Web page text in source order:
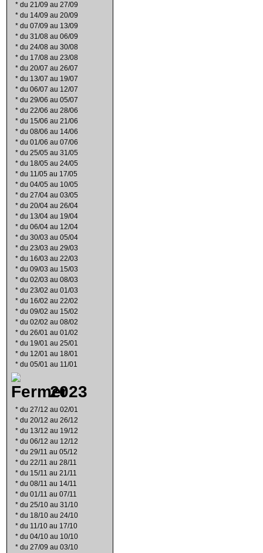
* du 21/09 au 27/09
* du 14/09 au 20/09
* du 07/09 au 13/09
* du 31/08 au 06/09
* du 24/08 au 30/08
* du 17/08 au 23/08
* du 20/07 au 26/07
* du 13/07 au 19/07
* du 06/07 au 12/07
* du 29/06 au 05/07
* du 22/06 au 28/06
* du 15/06 au 21/06
* du 08/06 au 14/06
* du 01/06 au 07/06
* du 25/05 au 31/05
* du 18/05 au 24/05
* du 11/05 au 17/05
* du 04/05 au 10/05
* du 27/04 au 03/05
* du 20/04 au 26/04
* du 13/04 au 19/04
* du 06/04 au 12/04
* du 30/03 au 05/04
* du 23/03 au 29/03
* du 16/03 au 22/03
* du 09/03 au 15/03
* du 02/03 au 08/03
* du 23/02 au 01/03
* du 16/02 au 22/02
* du 09/02 au 15/02
* du 02/02 au 08/02
* du 26/01 au 01/02
* du 19/01 au 25/01
* du 12/01 au 18/01
* du 05/01 au 11/01
2023
* du 27/12 au 02/01
* du 20/12 au 26/12
* du 13/12 au 19/12
* du 06/12 au 12/12
* du 29/11 au 05/12
* du 22/11 au 28/11
* du 15/11 au 21/11
* du 08/11 au 14/11
* du 01/11 au 07/11
* du 25/10 au 31/10
* du 18/10 au 24/10
* du 11/10 au 17/10
* du 04/10 au 10/10
* du 27/09 au 03/10